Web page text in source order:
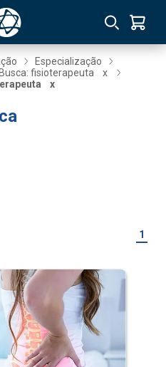
Especialização
Busca: fisioterapeuta
x
x
1